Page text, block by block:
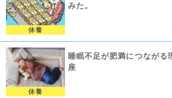
休養
みた。
休養
睡眠不足が肥満につながる
座